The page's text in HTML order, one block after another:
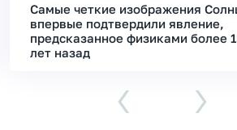
Самые четкие изображения
впервые подтвердили явление,
предсказанное физиками более
лет назад
‹ ›